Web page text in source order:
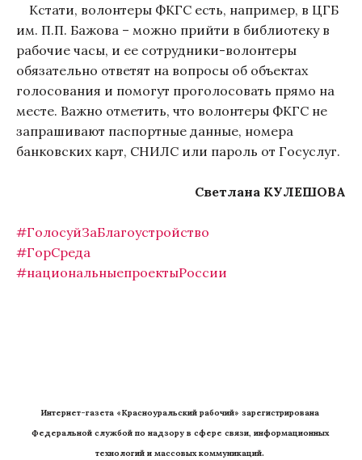
Кстати, волонтеры ФКГС есть, например, в ЦГБ
им. П.П. Бажова – можно прийти в библиотеку в
рабочие часы, и ее сотрудники-волонтеры
обязательно ответят на вопросы об объектах
голосования и помогут проголосовать прямо на
месте. Важно отметить, что волонтеры ФКГС не
запрашивают паспортные данные, номера
банковских карт, СНИЛС или пароль от Госуслуг.
Светлана КУЛЕШОВА
#ГолосуйЗаБлагоустройство
#ГорСреда
#национальныепроектыРоссии
Интернет-газета «Красноуральский рабочий» зарегистрирована
Федеральной службой по надзору в сфере связи, информационных
технологий и массовых коммуникаций.